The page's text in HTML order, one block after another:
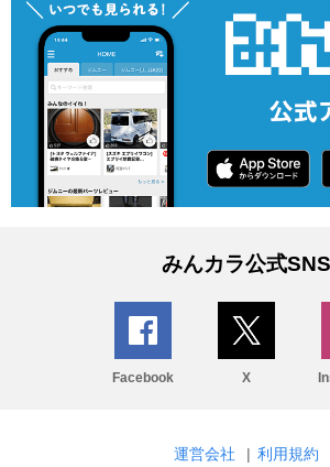
みんカラ公式SNS
Facebook X
運営会社 | 利用規約